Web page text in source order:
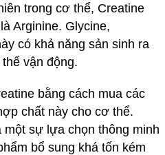
trong cơ thể, Creatine
Arginine. Glycine,
có khả năng sản sinh ra
vận động.
bằng cách mua các
chất này cho cơ thể.
sự lựa chọn thông minh
bổ sung khá tốn kém